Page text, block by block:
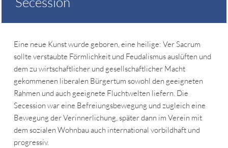
Eine neue Kunst wurde geboren, eine heilige: Ver Sacrum
sollte verstaubte Förmlichkeit und Feudalismus auslüften und
dem zu wirtschaftlicher und gesellschaftlicher Macht
gekommenen liberalen Bürgertum sowohl den geeigneten
Rahmen und auch geeignete Fluchtwelten liefern. Die
Secession war eine Befreiungsbewegung und zugleich eine
Bewegung der Verinnerlichung, später dann im Verein mit
dem sozialen Wohnbau auch international vorbildhaft und
progressiv.